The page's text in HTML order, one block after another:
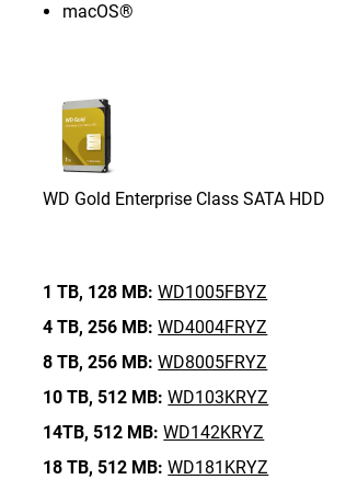
macOS®
WD Gold Enterprise Class SATA HDD
1 TB, 128 MB: WD1005FBYZ
4 TB, 256 MB: WD4004FRYZ
8 TB, 256 MB: WD8005FRYZ
10 TB, 512 MB: WD103KRYZ
14TB, 512 MB: WD142KRYZ
18 TB, 512 MB: WD181KRYZ